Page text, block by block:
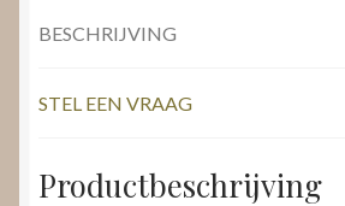
BESCHRIJVING
STEL EEN VRAAG
Productbeschrijving